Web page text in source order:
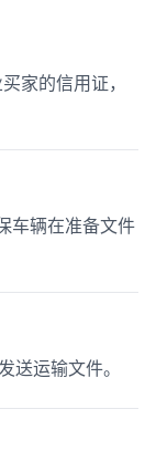
家的信用证，
车辆在准备文件
送运输文件。